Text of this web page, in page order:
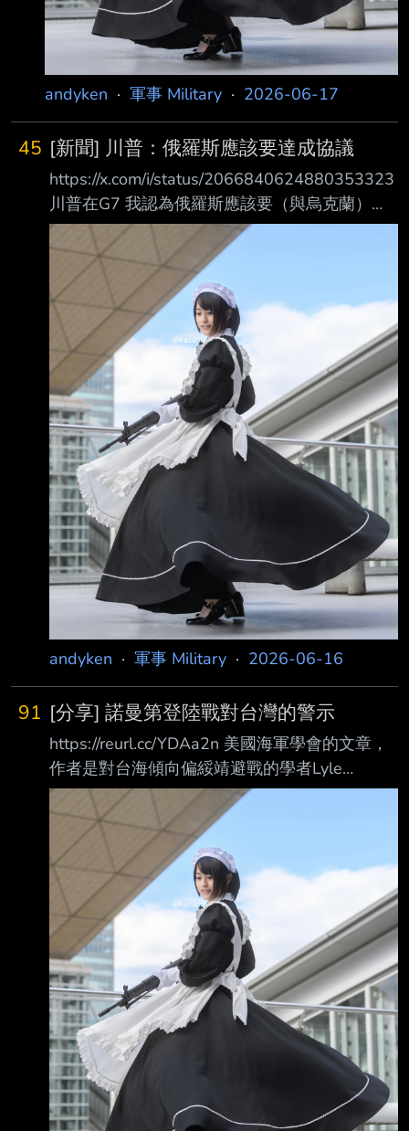
andyken · 軍事 Military · 2026-06-17
45 [新聞] 川普：俄羅斯應該要達成協議
https://x.com/i/status/2066840624880353323
川普在G7 我認為俄羅斯應該要（與烏克蘭）達
成協議。俄羅斯已經（在這場戰爭）損失了大量
的人員 ，當然烏克蘭也不少。我上週日與普丁
總統通話，情況就是一直重複著在戰場前進、戰
鬥、 損兵折將。自從二戰以來的戰爭，從未發
生過這種事情 啥麼時候會說布丁no card？ 有人
說川普只會重複最後一個跟他對話的人的情境，
今天被司機和法國馬等人洗過了，看來 這禮拜
布丁又要叩他了，不然對輿論戰不利 XD --
https://i.imgur
andyken · 軍事 Military · 2026-06-16
91 [分享] 諾曼第登陸戰對台灣的警示
https://reurl.cc/YDAa2n 美國海軍學會的文章，
作者是對台海傾向偏綏靖避戰的學者Lyle
Goldstein
https://www.kmt.org.tw/2026/06/lyle-
goldstein.html 他也是這次阿麗訪美的重點之
一，某黨官網還特定把兩人對談的消息刊出 每
年六月，世界都會停下腳步，以紀念盟軍當年在
諾曼第登陸的行動。但中國戰略家所做 的不只
是紀念，他們也在持續研究這場戰役。我對諾曼
第登陸與假設中的中國人民解放軍 攻台行動進
行嚴格比較後，得出了一些令人不安的結論，而